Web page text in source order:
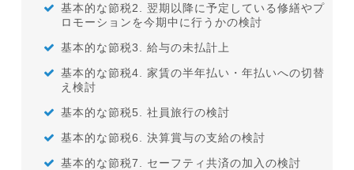
基本的な節税2. 翌期以降に予定している修繕やプ
ロモーションを今期中に行うかの検討
基本的な節税3. 給与の未払計上
基本的な節税4. 家賃の半年払い・年払いへの切替
え検討
基本的な節税5. 社員旅行の検討
基本的な節税6. 決算賞与の支給の検討
基本的な節税7. セーフティ共済の加入の検討